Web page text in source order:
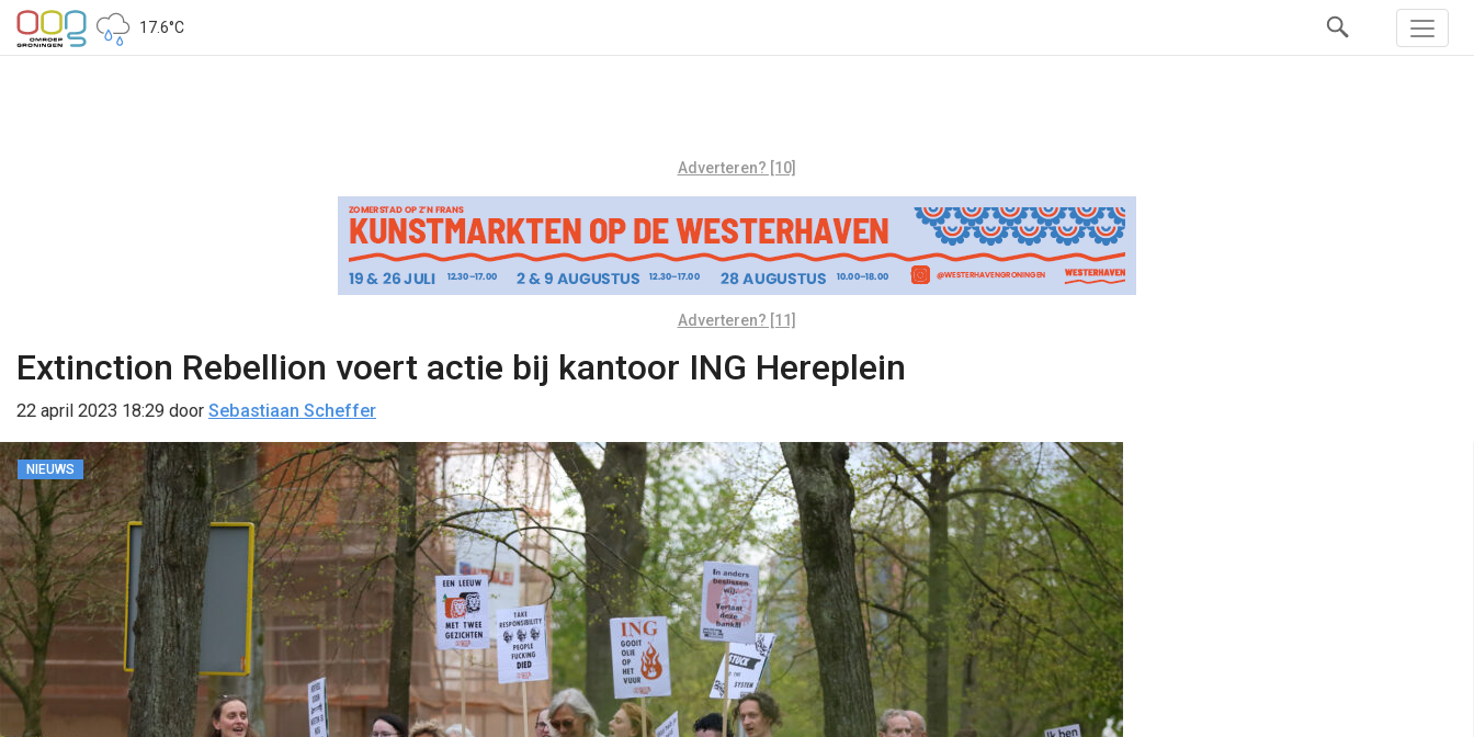
17.6°C
Adverteren? [10]
Adverteren? [11]
Extinction Rebellion voert actie bij kantoor ING Hereplein
22 april 2023 18:29 door Sebastiaan Scheffer
NIEUWS